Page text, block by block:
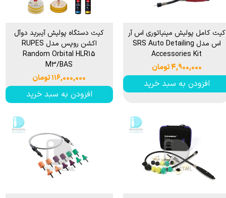
کیت کامل پولیش مینیاتوری اس آر
اس مدل SRS Auto Detailing
Accessories Kit
۴,۹۰۰,۰۰۰ تومان
افزودن به سبد خرید
کیت دستگاه پوليش آيبريد دوآل
اکشن روپس مدل RUPES
Random Orbital HLR15
M3/BAS
۱۱۶,۰۰۰,۰۰۰ تومان
افزودن به سبد خرید